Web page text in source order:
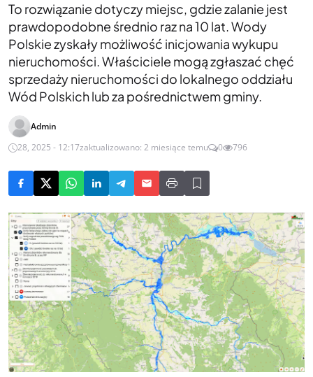
To rozwiązanie dotyczy miejsc, gdzie zalanie jest
prawdopodobne średnio raz na 10 lat. Wody
Polskie zyskały możliwość inicjowania wykupu
nieruchomości. Właściciele mogą zgłaszać chęć
sprzedaży nieruchomości do lokalnego oddziału
Wód Polskich lub za pośrednictwem gminy.
Admin
28, 2025 - 12:17zaktualizowano: 2 miesiące temu 0 796